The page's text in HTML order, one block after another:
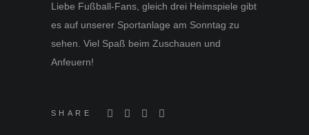
Liebe Fußball-Fans, gleich drei Heimspiele gibt
es auf unserer Sportanlage am Sonntag zu
sehen. Viel Spaß beim Zuschauen und
Anfeuern!
SHARE